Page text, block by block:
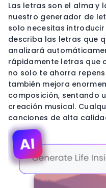
Las letras son el alma y
nuestro generador de
solo necesitas
describa las letras que
analizará
rápidamente letras que
no solo te ahorra
también mejora
composición, sentando
creación musical.
canciones de alta